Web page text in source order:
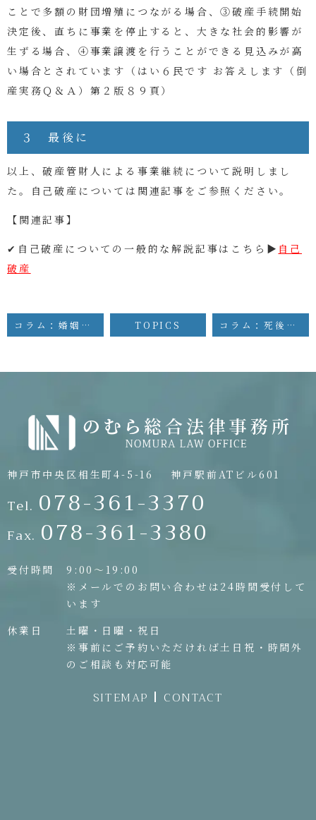
ことで多額の財団増殖につながる場合、③破産手続開始
決定後、直ちに事業を停止すると、大きな社会的影響が
生ずる場合、④事業譲渡を行うことができる見込みが高
い場合とされています（ はい６民です お答えします（倒
産実務Ｑ＆Ａ）第２版８９頁）
３ 最後に
以上、破産管財人による事業継続について説明しまし
た。自己破産については関連記事をご参照ください。
【関連記事】
✔自己破産についての一般的な解説記事はこちら▶ 自己
破産
コラム：婚姻費用減額の裁判例 TOPICS コラム：死後離縁の裁判例
神戸市中央区相生町4-5-16 神戸駅前ATビル601
Tel. 078-361-3370
Fax. 078-361-3380
受付時間
9:00〜19:00
※メールでのお問い合わせは24時間受付して
います
休業日
土曜・日曜・祝日
※事前にご予約いただければ土日祝・時間外
のご相談も対応可能
SITEMAP CONTACT